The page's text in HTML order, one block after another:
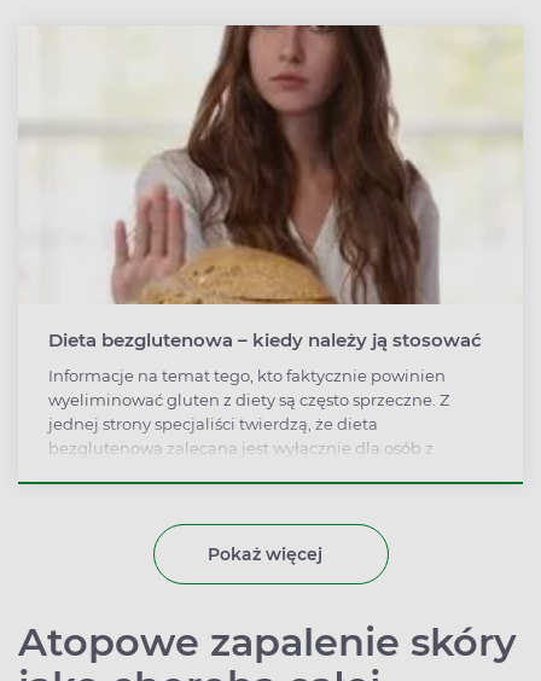
Dieta bezglutenowa – kiedy należy ją stosować
Informacje na temat tego, kto faktycznie powinien
wyeliminować gluten z diety są często sprzeczne. Z
jednej strony specjaliści twierdzą, że dieta
bezglutenowa zalecana jest wyłącznie dla osób z
bezglutenową przeszedł każdy, kto chce lepiej się czuć i
zachować zdrowie. Warto uporządkować te informacje.
Pokaż więcej
Atopowe zapalenie skóry